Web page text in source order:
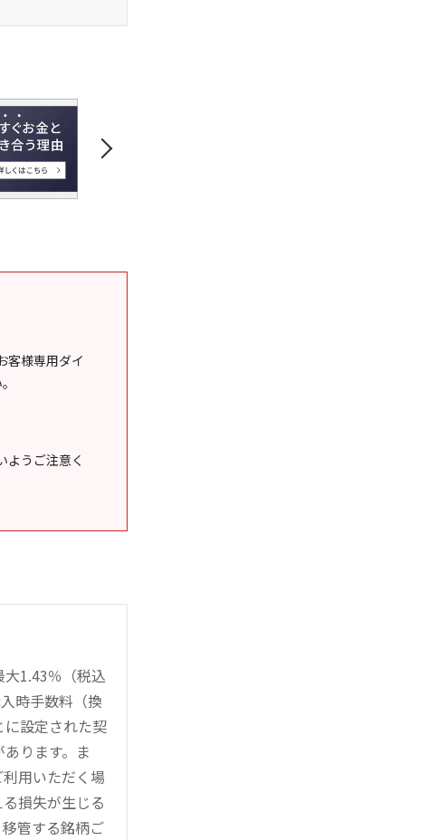
客様専用ダイ
ようご注意く
1.43％（税込
時手数料（換
設定された契
ります。ま
用いただく場
損失が生じる
管する銘柄ご